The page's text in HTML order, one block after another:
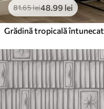
81.65lei48.99 lei